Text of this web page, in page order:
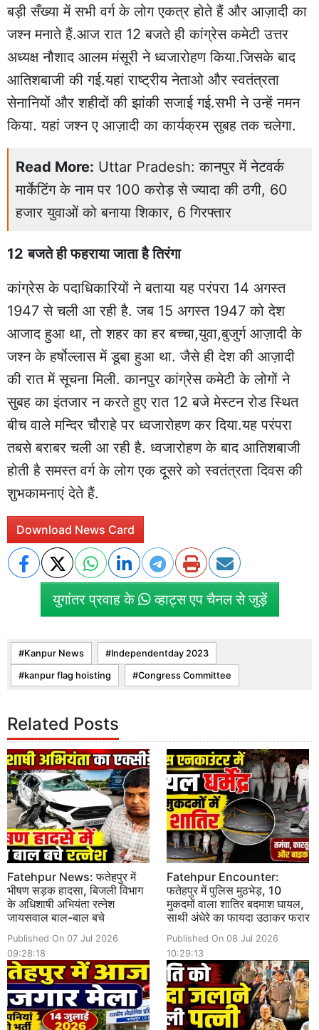
बड़ी सँख्या में सभी वर्ग के लोग एकत्र होते हैं और आज़ादी का
जश्न मनाते हैं.आज रात 12 बजते ही कांग्रेस कमेटी उत्तर
अध्यक्ष नौशाद आलम मंसूरी ने ध्वजारोहण किया.जिसके बाद
आतिशबाजी की गई.यहां राष्ट्रीय नेताओ और स्वतंत्रता
सेनानियों और शहीदों की झांकी सजाई गई.सभी ने उन्हें नमन
किया. यहां जश्न ए आज़ादी का कार्यक्रम सुबह तक चलेगा.
Read More: Uttar Pradesh: कानपुर में नेटवर्क
मार्केटिंग के नाम पर 100 करोड़ से ज्यादा की ठगी, 60
हजार युवाओं को बनाया शिकार, 6 गिरफ्तार
12 बजते ही फहराया जाता है तिरंगा
कांग्रेस के पदाधिकारियों ने बताया यह परंपरा 14 अगस्त
1947 से चली आ रही है. जब 15 अगस्त 1947 को देश
आजाद हुआ था, तो शहर का हर बच्चा,युवा,बुजुर्ग आज़ादी के
जश्न के हर्षोल्लास में डूबा हुआ था. जैसे ही देश की आज़ादी
की रात में सूचना मिली. कानपुर कांग्रेस कमेटी के लोगों ने
सुबह का इंतजार न करते हुए रात 12 बजे मेस्टन रोड स्थित
बीच वाले मन्दिर चौराहे पर ध्वजारोहण कर दिया.यह परंपरा
तबसे बराबर चली आ रही है. ध्वजारोहण के बाद आतिशबाजी
होती है समस्त वर्ग के लोग एक दूसरे को स्वतंत्रता दिवस की
शुभकामनाएं देते हैं.
Download News Card
युगांतर प्रवाह के व्हाट्स एप चैनल से जुड़ें
Kanpur News Independentday 2023
kanpur flag hoisting Congress Committee
Related Posts
Fatehpur News: फतेहपुर में
भीषण सड़क हादसा, बिजली विभाग
के अधिशाषी अभियंता रत्नेश
जायसवाल बाल-बाल बचे
Published On 07 Jul 2026
09:28:18
Fatehpur Encounter:
फतेहपुर में पुलिस मुठभेड़, 10
मुकदमों वाला शातिर बदमाश घायल,
साथी अंधेरे का फायदा उठाकर फरार
Published On 08 Jul 2026
10:29:13